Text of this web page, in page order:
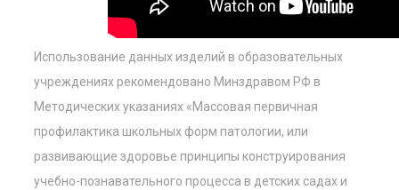
Использование данных изделий в образовательных
учреждениях рекомендовано Минздравом РФ в
Методических указаниях «Массовая первичная
профилактика школьных форм патологии, или
развивающие здоровье принципы конструирования
учебно-познавательного процесса в детских садах и